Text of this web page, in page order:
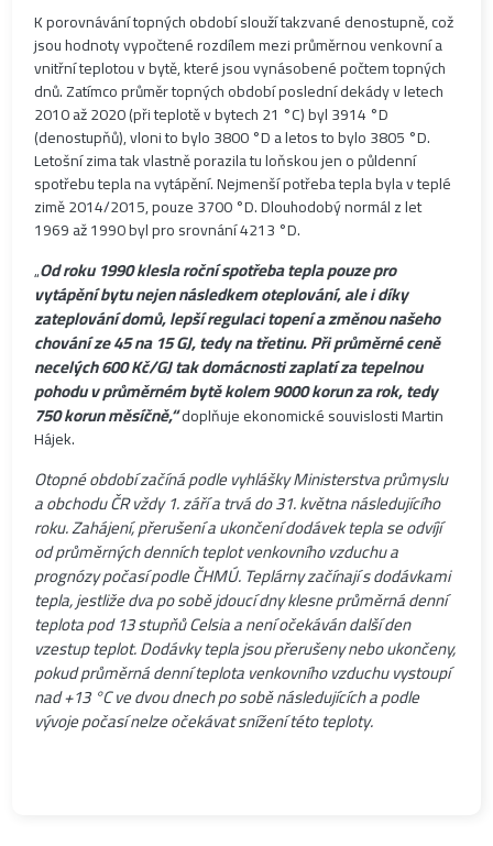
K porovnávání topných období slouží takzvané denostupně, což
jsou hodnoty vypočtené rozdílem mezi průměrnou venkovní a
vnitřní teplotou v bytě, které jsou vynásobené počtem topných
dnů. Zatímco průměr topných období poslední dekády v letech
2010 až 2020 (při teplotě v bytech 21 °C) byl 3914 °D
(denostupňů), vloni to bylo 3800 °D a letos to bylo 3805 °D.
Letošní zima tak vlastně porazila tu loňskou jen o půldenní
spotřebu tepla na vytápění. Nejmenší potřeba tepla byla v teplé
zimě 2014/2015, pouze 3700 °D. Dlouhodobý normál z let
1969 až 1990 byl pro srovnání 4213 °D.
„Od roku 1990 klesla roční spotřeba tepla pouze pro
vytápění bytu nejen následkem oteplování, ale i díky
zateplování domů, lepší regulaci topení a změnou našeho
chování ze 45 na 15 GJ, tedy na třetinu. Při průměrné ceně
necelých 600 Kč/GJ tak domácnosti zaplatí za tepelnou
pohodu v průměrném bytě kolem 9000 korun za rok, tedy
750 korun měsíčně,“doplňuje ekonomické souvislosti Martin
Hájek.
Otopné období začíná podle vyhlášky Ministerstva průmyslu
a obchodu ČR vždy 1. září a trvá do 31. května následujícího
roku. Zahájení, přerušení a ukončení dodávek tepla se odvíjí
od průměrných denních teplot venkovního vzduchu a
prognózy počasí podle ČHMÚ. Teplárny začínají s dodávkami
tepla, jestliže dva po sobě jdoucí dny klesne průměrná denní
teplota pod 13 stupňů Celsia a není očekáván další den
vzestup teplot. Dodávky tepla jsou přerušeny nebo ukončeny,
pokud průměrná denní teplota venkovního vzduchu vystoupí
nad +13 °C ve dvou dnech po sobě následujících a podle
vývoje počasí nelze očekávat snížení této teploty.